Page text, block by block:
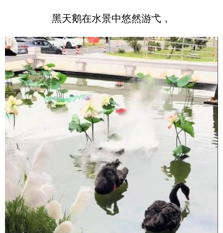
黑天鹅在水景中悠然游弋，